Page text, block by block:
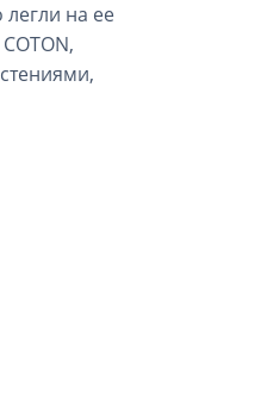
легли на ее